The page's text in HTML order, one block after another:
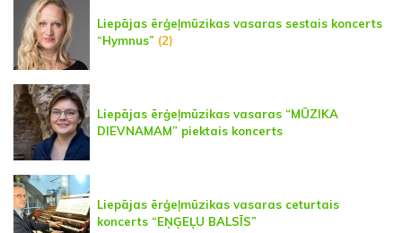
Liepājas ērģeļmūzikas vasaras sestais koncerts
“Hymnus” (2)
Liepājas ērģeļmūzikas vasaras “MŪZIKA
DIEVNAMAM” piektais koncerts
Liepājas ērģeļmūzikas vasaras ceturtais
koncerts “EŅĢEĻU BALSĪS”